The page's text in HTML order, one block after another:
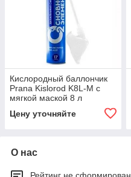
Кислородный баллончик
Prana Kislorod K8L-M с
мягкой маской 8 л
Цену уточняйте
О нас